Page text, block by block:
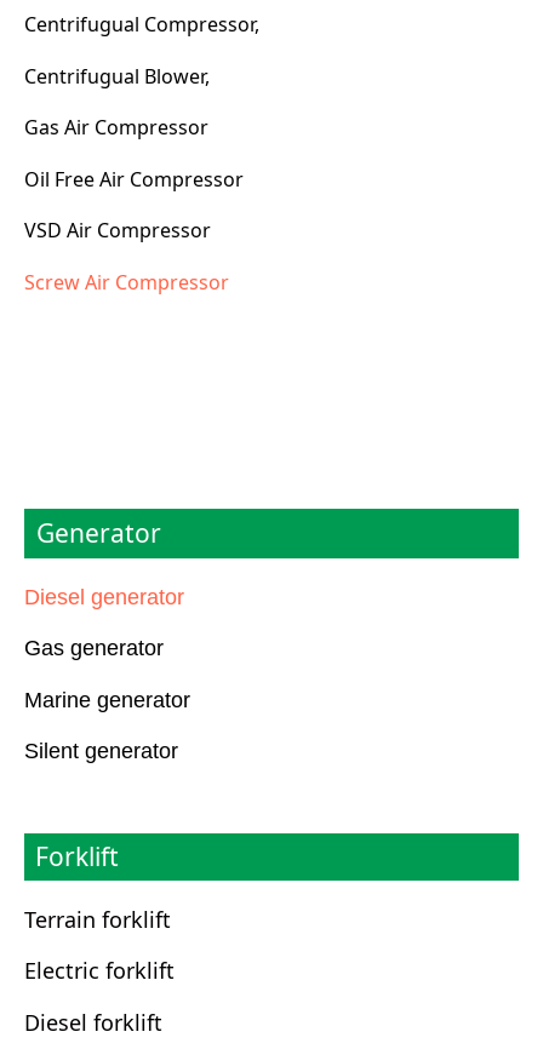
Centrifugual Compressor,
Centrifugual Blower,
Gas Air Compressor
Oil Free Air Compressor
VSD Air Compressor
Screw Air Compressor
Generator
Diesel generator
Gas generator
Marine generator
Silent generator
Forklift
Terrain forklift
Electric forklift
Diesel forklift